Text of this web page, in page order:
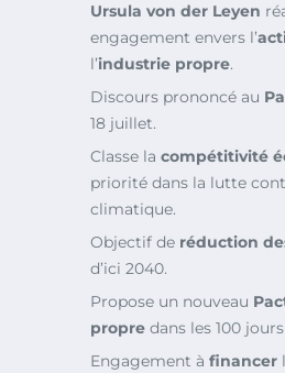
Ursula von der Leyen
engagement envers l’
l’industrie propre.
Discours prononcé au
18 juillet.
Classe la compétitivité
priorité dans la lutte
climatique.
Objectif de réduction
d’ici 2040.
Propose un nouveau
propre dans les 100
Engagement à financer